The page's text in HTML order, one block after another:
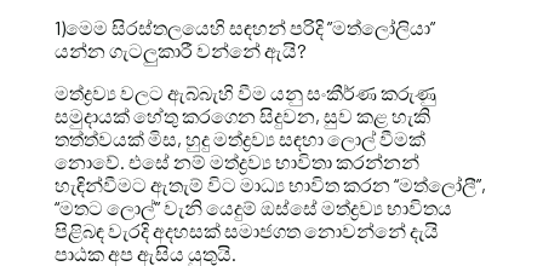
1)මෙම සිරස්තලයෙහි සඳහන් පරිදි ”මත්ලෝලියා”
යන්න ගැටලුකාරී වන්නේ ඇයි?
මත්ද්‍රව්‍ය වලට ඇබ්බැහි වීම යනු සංකීර්ණ කරුණු
සමුදායක් හේතු කරගෙන සිදුවන, සුව කළ හැකි
තත්ත්වයක් මිස, හුදු මත්ද්‍රව්‍ය සඳහා ලොල් වීමක්
නොවේ. එසේ නම් මත්ද්‍රව්‍ය භාවිතා කරන්නන්
හැඳින්වීමට ඇතැම් විට මාධ්‍ය භාවිත කරන “මත්ලෝලී”,
“මතට ලොල්” වැනි යෙදුම් ඔස්සේ මත්ද්‍රව්‍ය භාවිතය
පිළිබඳ වැරදි අදහසක් සමාජගත නොවන්නේ දැයි
පාඨක අප ඇසිය යුතුයි.